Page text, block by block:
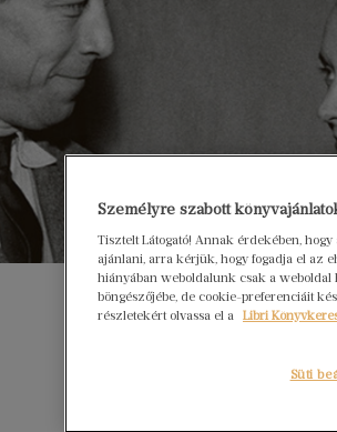
Személyre szabott
Tisztelt Látogató! Annak érdekében,
ajánlani, arra kérjük, hogy fogadja el az
hiányában weboldalunk csak a weboldal
böngészőjébe, de cookie-preferenciáit
részletekért olvassa el a Libri
Süti